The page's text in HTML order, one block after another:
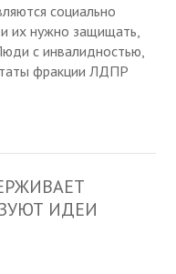
социально
их нужно защищать,
с инвалидностью,
фракции ЛДПР
ИДЕИ